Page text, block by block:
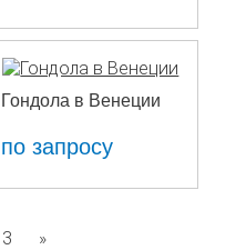
Гондола в Венеции
по запросу
3 »